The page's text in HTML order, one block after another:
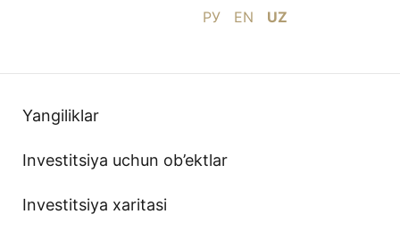
РУ EN UZ
Yangiliklar
Investitsiya uchun ob’ektlar
Investitsiya xaritasi